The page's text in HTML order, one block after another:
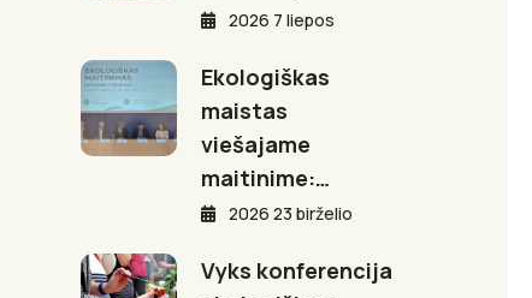
2026 7 liepos
Ekologiškas
maistas
viešajame
maitinime:…
2026 23 birželio
Vyks konferencija